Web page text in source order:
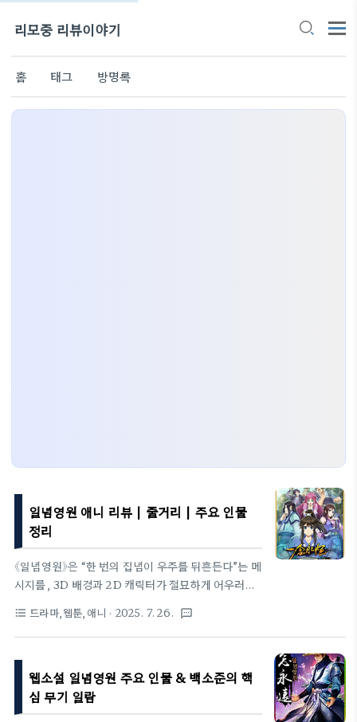
리모중 리뷰이야기
홈 태그 방명록
일념영원 애니 리뷰 | 줄거리 | 주요 인물
정리
《일념영원》은 “한 번의 집념이 우주를 뒤흔든다”는 메
시지를, 3D 배경과 2D 캐릭터가 절묘하게 어우러진
럼 이어져 한 화도 지루할 틈이 없고, 주인공 백소준의
사고뭉치 활약은 매 장면을 예측 불가하게 만듭니다.
보는 내내 ‘웃다 울고, 놀라다 다시 빠져드는’ 강력한
몰입감을 선사하는 작품입니다.1️⃣ 작품 개요 & 시청
가이드제목: 영원한 일념제작·플랫폼: 텐센트비디오
× B.CMAY Pictures | WeTV 서비스공개 분량:
format_list_bulleted 드라마,웹툰,애니 · 2025. 7. 26. textsms
웹소설 일념영원 주요 인물 & 백소준의 핵
심 무기 일람